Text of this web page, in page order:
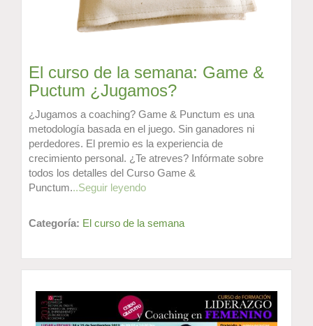
El curso de la semana: Game &
Puctum ¿Jugamos?
¿Jugamos a coaching? Game & Punctum es una
metodología basada en el juego. Sin ganadores ni
perdedores. El premio es la experiencia de
crecimiento personal. ¿Te atreves? Infórmate sobre
todos los detalles del Curso Game &
Punctum...Seguir leyendo
Categoría: El curso de la semana